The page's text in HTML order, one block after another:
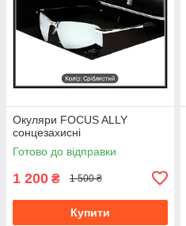
Окуляри FOCUS ALLY
сонцезахисні
Готово до відправки
1 200 ₴ 1 500 ₴
Купити